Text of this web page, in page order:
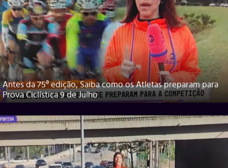
Antes da 75ª edição, Saiba como os Atletas preparam para
Prova Ciclística 9 de Julho